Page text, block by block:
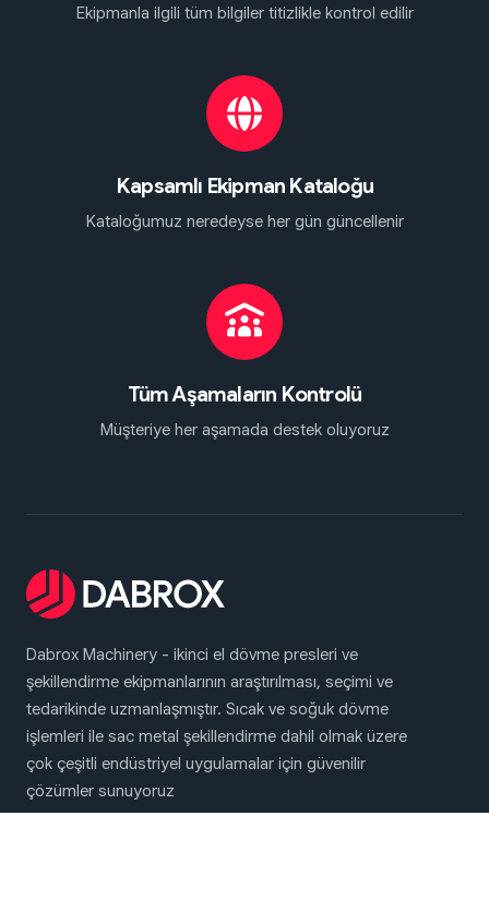
Ekipmanla ilgili tüm bilgiler titizlikle kontrol edilir
Kapsamlı Ekipman Kataloğu
Kataloğumuz neredeyse her gün güncellenir
Tüm Aşamaların Kontrolü
Müşteriye her aşamada destek oluyoruz
Dabrox Machinery - ikinci el dövme presleri ve
şekillendirme ekipmanlarının araştırılması, seçimi ve
tedarikinde uzmanlaşmıştır. Sıcak ve soğuk dövme
işlemleri ile sac metal şekillendirme dahil olmak üzere
çok çeşitli endüstriyel uygulamalar için güvenilir
çözümler sunuyoruz